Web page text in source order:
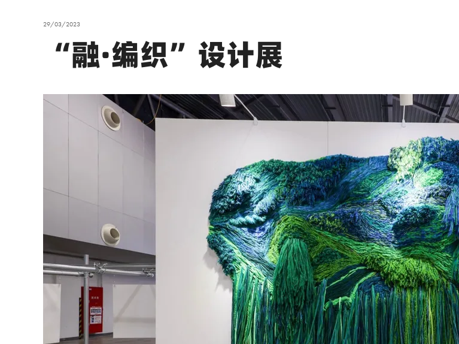
29/03/2023
“融·编织”设计展